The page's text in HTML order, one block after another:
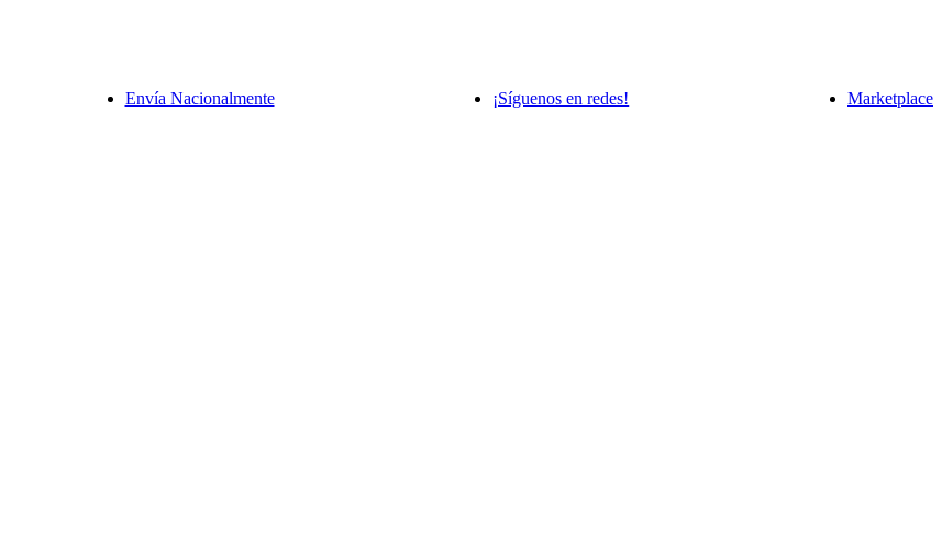
Envía Nacionalmente ¡Síguenos en redes! Marketplace